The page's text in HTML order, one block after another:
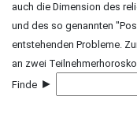
auch die Dimension des
und des so genannten
entstehenden Probleme.
an zwei
Finde ►